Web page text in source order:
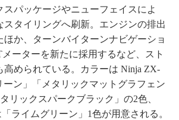
スパッケージやニューフェイスによ
スタイリングへ刷新。エンジンの排出
ほか、ターンバイターンナビゲーショ
ーターを新たに採用するなど、スト
高められている。カラーは Ninja ZX-
ーン」「メタリックマットグラフェン
リックスパークブラック」の2色、
ライムグリーン」1色が用意される。